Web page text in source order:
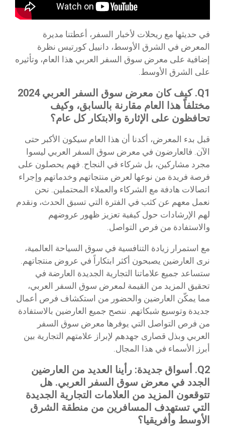
في حديثها مع ريحلات لأخبار السفر، أعطتنا مديرة
المعرض في الشرق الأوسط، دانييل كورتيس نظرة
إضافية على معرض سوق السفر العربي هذا العام، وتأثيره
على الشرق الأوسط.
Q1. كيف كان معرض سوق السفر العربي 2024
مختلفاً هذا العام مقارنة بالسابق، وكيف
تحافظون على الإثارة والابتكار كل عام؟
قبل بدء المعرض، أكدنا أن هذا العام سيكون الأكبر حتى
الآن. فالعارضون في معرض سوق السفر العربي ليسوا
مجرد مشاركين، بل شركاء في النجاح. فهم يحصلون على
فرصة فريدة من نوعها لعرض منتجاتهم وخدماتهم وإجراء
اتصالات هادفة مع الشركاء والعملاء المحتملين. نحن
نعمل معهم عن كثب في الفترة التي تسبق الحدث، ونقدم
لهم الإرشادات حول كيفية تعزيز ظهور عروضهم
والاستفادة من فرص التواصل.
مع استمرار زيادة التنافسية في سوق السياحة العالمية،
نرى العارضين يصبحون أكثر ابتكاراً في عروض منتجاتهم.
ستساعد جميع علاماتنا التجارية الجديدة العارضة في
تحقيق المزيد من القيمة لمعرض سوق السفر العربي،
مما يمكّن العارضين والحضور من استكشاف فرص أعمال
جديدة وتوسيع شبكاتهم. ننصح جميع العارضين بالاستفادة
من فرص التواصل التي يوفرها معرض سوق السفر
العربي وبذل قصارى جهدهم لإبراز علامتهم التجارية بين
أبرز الأسماء في هذا المجال.
Q2. أسواق جديدة: رأينا العديد من العارضين
الجدد في معرض سوق السفر العربي. هل
تتوقعون المزيد من العلامات التجارية الجديدة
التي تستهدف المسافرين من منطقة الشرق
الأوسط وأفريقيا؟